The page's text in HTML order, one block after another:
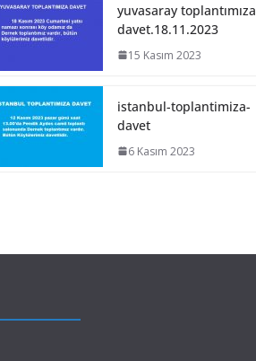
yuvasaray toplantımıza
davet.18.11.2023
15 Kasım 2023
istanbul-toplantimiza-
davet
6 Kasım 2023